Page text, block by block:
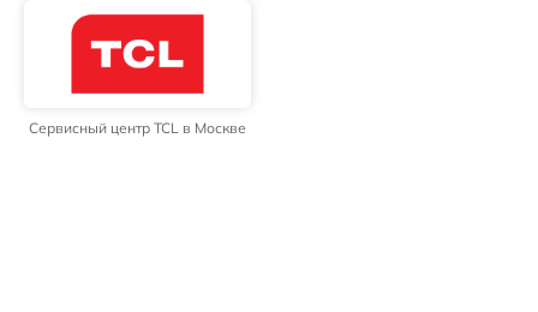
Сервисный центр TCL в Москве